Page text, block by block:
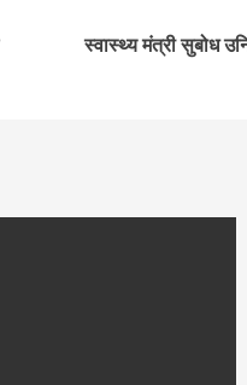
स्वास्थ्य मंत्री सुबोध